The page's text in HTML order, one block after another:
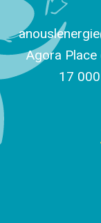
Agora
17